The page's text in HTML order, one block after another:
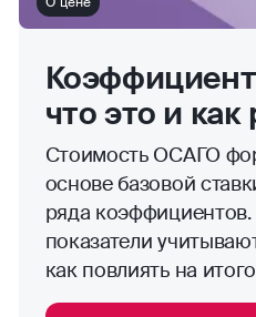
что это и как
Стоимость ОСАГО
основе базовой
ряда
показатели
как повлиять на